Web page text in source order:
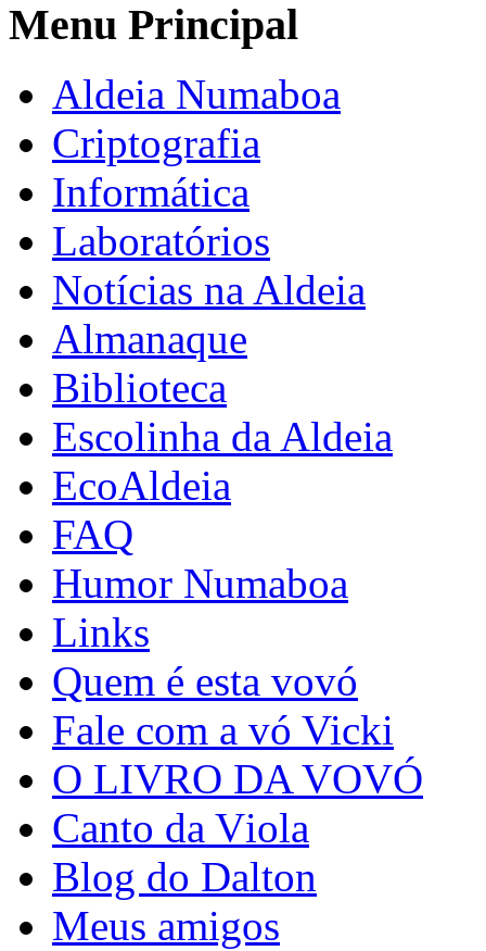
Menu Principal
Aldeia Numaboa
Criptografia
Informática
Laboratórios
Notícias na Aldeia
Almanaque
Biblioteca
Escolinha da Aldeia
EcoAldeia
FAQ
Humor Numaboa
Links
Quem é esta vovó
Fale com a vó Vicki
O LIVRO DA VOVÓ
Canto da Viola
Blog do Dalton
Meus amigos